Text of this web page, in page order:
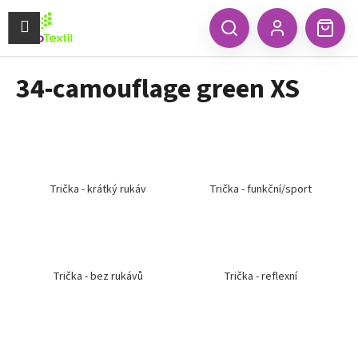
obsah
HledatPřihlášení
Menu
34-camouflage green XS
Trička - krátký rukáv Trička - funkční/sport
Trička - bez rukávů Trička - reflexní
K
š Zpět
Zpět
C